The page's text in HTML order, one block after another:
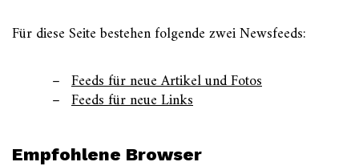
Für diese Seite bestehen folgende zwei Newsfeeds:
Feeds für neue Artikel und Fotos
Feeds für neue Links
Empfohlene Browser